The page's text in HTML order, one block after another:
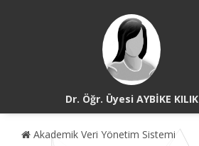
Dr. Öğr. Üyesi AYBİKE KILIK
Akademik Veri Yönetim Sistemi